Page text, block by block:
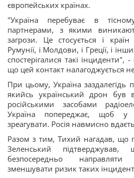
європейських країнах.
"Україна перебуває в
партнерами, з якими
загрози. Це стосується і країн
Румунії, і Молдови, і Греції, і
спостерігалися такі інциденти",
що цей контакт налагоджується
При цьому, Україна
якийсь український дрон був
російськими засобами
Україна попереджає, щоб у
зреагувати. Росія навмисно
Разом з тим, Тихий нагадав, що
Зеленський
безпосередньо направляти
зменшувати ризик таких